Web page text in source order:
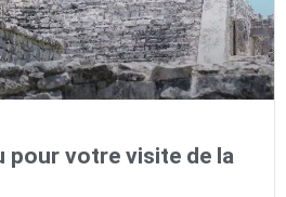
pour votre visite de la